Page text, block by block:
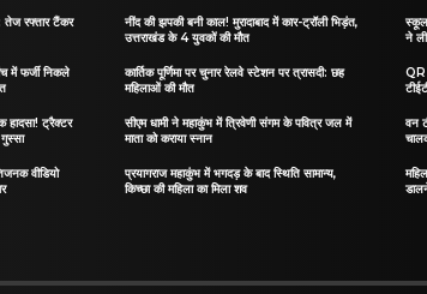
रफ्तार टैंकर
में फर्जी निकले
हादसा! ट्रैक्टर
वीडियो
नींद की झपकी बनी काल! मुरादाबाद में कार-ट्रॉली भिड़ंत,
उत्तराखंड के 4 युवकों की मौत
कार्तिक पूर्णिमा पर चुनार रेलवे स्टेशन पर त्रासदी: छह
महिलाओं की मौत
सीएम धामी ने महाकुंभ में त्रिवेणी संगम के पवित्र जल में
माता को कराया स्नान
प्रयागराज महाकुंभ में भगदड़ के बाद स्थिति सामान्य,
किच्छा की महिला का मिला शव
ने
QR
वन